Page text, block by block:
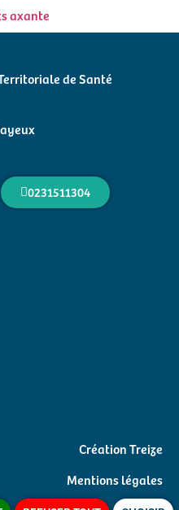
de Santé
0231511304
Création Treize
Mentions légales